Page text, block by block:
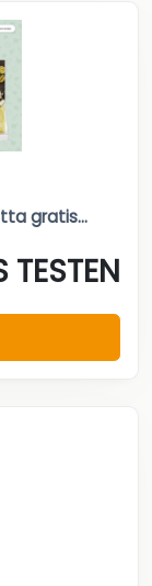
gratis...
TESTEN